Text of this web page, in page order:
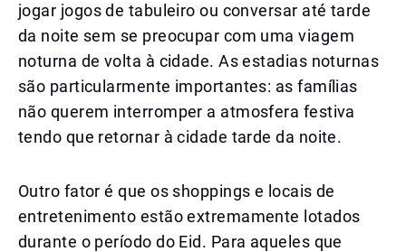
jogar jogos de tabuleiro ou conversar até tarde
da noite sem se preocupar com uma viagem
noturna de volta à cidade. As estadias noturnas
são particularmente importantes: as famílias
não querem interromper a atmosfera festiva
tendo que retornar à cidade tarde da noite.
Outro fator é que os shoppings e locais de
entretenimento estão extremamente lotados
durante o período do Eid. Para aqueles que